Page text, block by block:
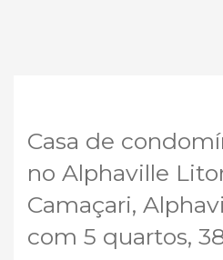
Casa de
no Alphaville
Camaçari,
com 5 quartos,